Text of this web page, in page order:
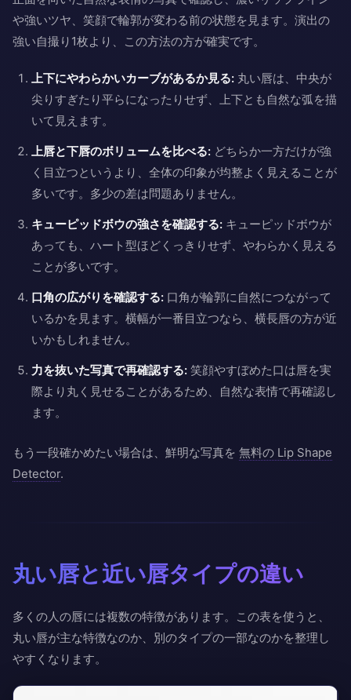
や強いツヤ、笑顔で輪郭が変わる前の状態を見ます。演出の
強い自撮り1枚より、この方法の方が確実です。
上下にやわらかいカーブがあるか見る: 丸い唇は、中央が
尖りすぎたり平らになったりせず、上下とも自然な弧を描
いて見えます。
上唇と下唇のボリュームを比べる: どちらか一方だけが強
く目立つというより、全体の印象が均整よく見えることが
多いです。多少の差は問題ありません。
キューピッドボウの強さを確認する: キューピッドボウが
あっても、ハート型ほどくっきりせず、やわらかく見える
ことが多いです。
口角の広がりを確認する: 口角が輪郭に自然につながって
いるかを見ます。横幅が一番目立つなら、横長唇の方が近
いかもしれません。
力を抜いた写真で再確認する: 笑顔やすぼめた口は唇を実
際より丸く見せることがあるため、自然な表情で再確認し
ます。
もう一段確かめたい場合は、鮮明な写真を 無料の Lip Shape
Detector.
丸い唇と近い唇タイプの違い
多くの人の唇には複数の特徴があります。この表を使うと、
丸い唇が主な特徴なのか、別のタイプの一部なのかを整理し
やすくなります。